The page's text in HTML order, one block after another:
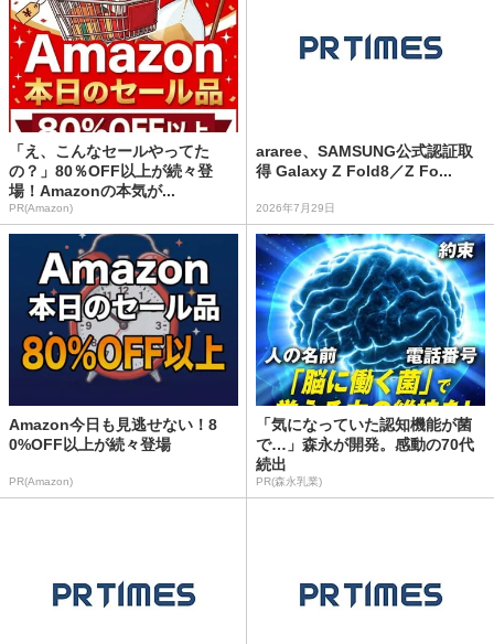
「え、こんなセールやってた
の？」80％OFF以上が続々登
場！Amazonの本気が...
PR(Amazon)
araree、SAMSUNG公式認証取
得 Galaxy Z Fold8／Z Fo...
2026年7月29日
Amazon今日も見逃せない！8
0%OFF以上が続々登場
PR(Amazon)
「気になっていた認知機能が菌
で…」森永が開発。感動の70代
続出
PR(森永乳業)